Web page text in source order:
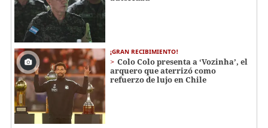
¡GRAN RECIBIMIENTO!
Colo Colo presenta a ‘Vozinha’, el
arquero que aterrizó como
refuerzo de lujo en Chile